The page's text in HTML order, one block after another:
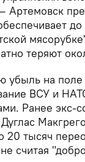
Артемовск
теряют
убыль на поле
ВСУ и
Ранее экс-
Дуглас
20 тысяч
считая